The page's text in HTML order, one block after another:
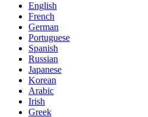
English
French
German
Portuguese
Spanish
Russian
Japanese
Korean
Arabic
Irish
Greek